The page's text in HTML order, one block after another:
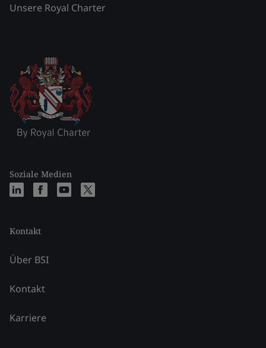
Unsere Royal Charter
Soziale Medien
Kontakt
Über BSI
Kontakt
Karriere